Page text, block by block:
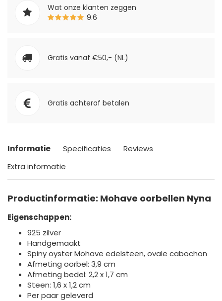
Wat onze klanten zeggen
9.6
Gratis vanaf €50,- (NL)
Gratis achteraf betalen
Informatie Specificaties
Reviews
Extra informatie
Productinformatie: Mohave oorbellen Nyna
Eigenschappen:
925 zilver
Handgemaakt
Spiny oyster Mohave edelsteen, ovale cabochon
Afmeting oorbel: 3,9 cm
Afmeting bedel: 2,2 x 1,7 cm
Steen: 1,6 x 1,2 cm
Per paar geleverd